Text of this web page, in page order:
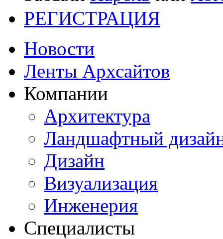
РЕГИСТРАЦИЯ
Новости
Ленты Архсайтов
Компании
Архитектура
Ландшафтный
Дизайн
Визуализация
Инженерия
Специалисты